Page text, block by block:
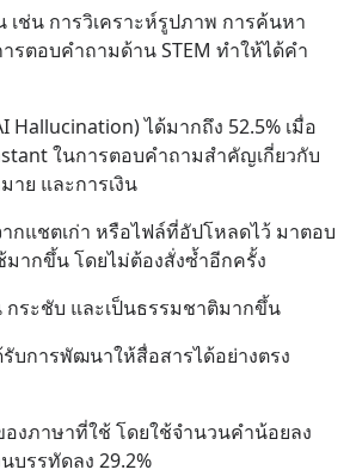
เช่น การวิเคราะห์รูปภาพ การค้นหา
รตอบคำถามด้าน STEM ทำให้ได้คำ
Hallucination) ได้มากถึง 52.5% เมื่อ
ในการตอบคำถามสำคัญเกี่ยวกับ
ย และการเงิน
กแชตเก่า หรือไฟล์ที่อัปโหลดไว้ มาตอบ
มากขึ้น โดยไม่ต้องสั่งซ้ำอีกครั้ง
ระชับ และเป็นธรรมชาติมากขึ้น
รับการพัฒนาให้สื่อสารได้อย่างตรง
องภาษาที่ใช้ โดยใช้จำนวนคำน้อยลง
บรรทัดลง 29.2%